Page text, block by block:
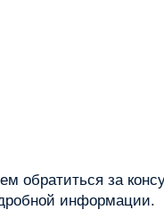
за
информации.